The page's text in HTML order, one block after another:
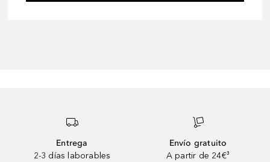
Entrega
2-3 días laborables
Envío gratuito
A partir de 24€³